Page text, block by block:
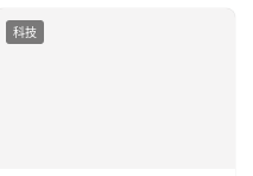
科技